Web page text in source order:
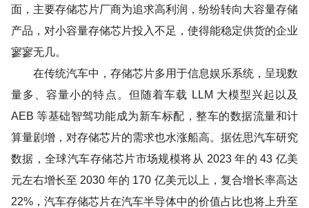
面，主要存储芯片厂商为追求高利润，纷纷转向大容量存储
产品，对小容量存储芯片投入不足，使得能稳定供货的企业
寥寥无几。
在传统汽车中，存储芯片多用于信息娱乐系统，呈现数
量多、容量小的特点。但随着车载 LLM 大模型兴起以及
AEB 等基础智驾功能成为新车标配，整车的数据流量和计
算量剧增，对存储芯片的需求也水涨船高。据佐思汽车研究
数据，全球汽车存储芯片市场规模将从 2023 年的 43 亿美
元左右增长至 2030 年的 170 亿美元以上，复合增长率高达
22%，汽车存储芯片在汽车半导体中的价值占比也将上升至